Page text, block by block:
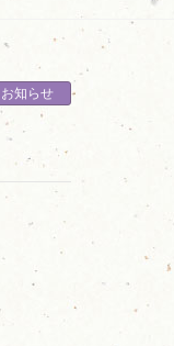
お知らせ